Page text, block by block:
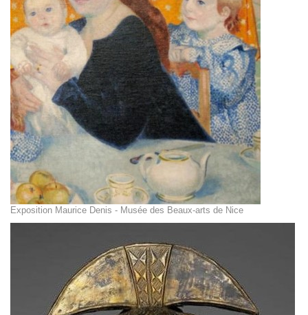
Exposition Maurice Denis - Musée des Beaux-arts de Nice